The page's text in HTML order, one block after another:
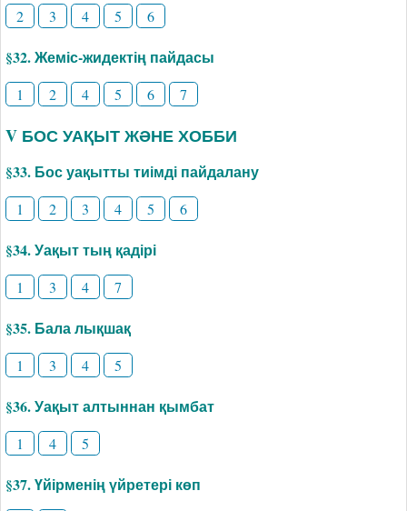
2 3 4 5 6
§32. Жеміс-жидектің пайдасы
1 2 4 5 6 7
V БОС УАҚЫТ ЖӘНЕ ХОББИ
§33. Бос уақытты тиімді пайдалану
1 2 3 4 5 6
§34. Уақыт тың қадірі
1 3 4 7
§35. Бала лықшақ
1 3 4 5
§36. Уақыт алтыннан қымбат
1 4 5
§37. Үйірменің үйретері көп